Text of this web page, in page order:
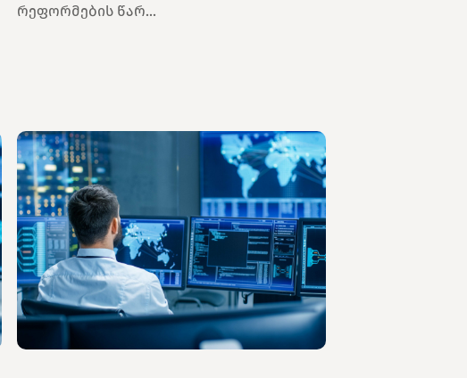
რეფორმების წარ...